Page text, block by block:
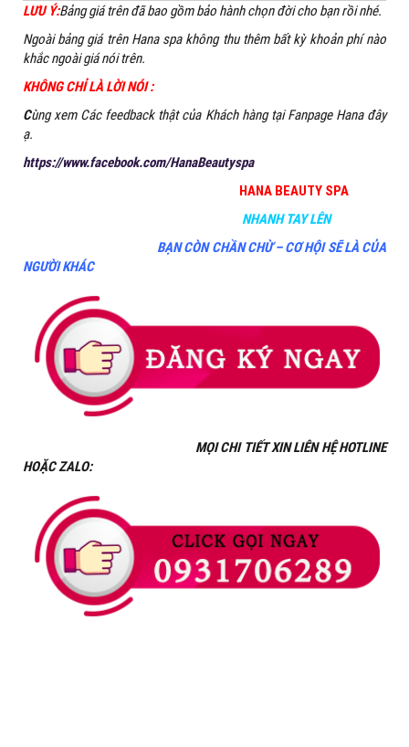
LƯU Ý:Bảng giá trên đã bao gồm bảo hành chọn đời cho bạn rồi nhé.
Ngoài bảng giá trên Hana spa không thu thêm bất kỳ khoản phí nào
khắc ngoài giá nói trên.
KHÔNG CHỈ LÀ LỜI NÓI :
Cùng xem Các feedback thật của Khách hàng tại Fanpage Hana đây
ạ.
https://www.facebook.com/HanaBeautyspa
HANA BEAUTY SPA
NHANH TAY LÊN
BẠN CÒN CHẦN CHỪ – CƠ HỘI SẼ LÀ CỦA
NGƯỜI KHÁC
MỌI CHI TIẾT XIN LIÊN HỆ HOTLINE
HOẶC ZALO: